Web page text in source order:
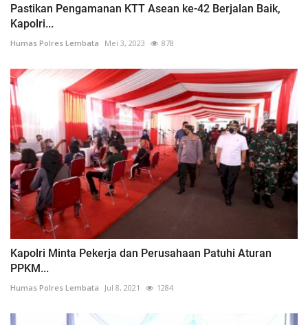
Pastikan Pengamanan KTT Asean ke-42 Berjalan Baik,
Kapolri...
Humas Polres Lembata Mei 3, 2023 878
Kapolri Minta Pekerja dan Perusahaan Patuhi Aturan
PPKM...
Humas Polres Lembata Jul 8, 2021 1284